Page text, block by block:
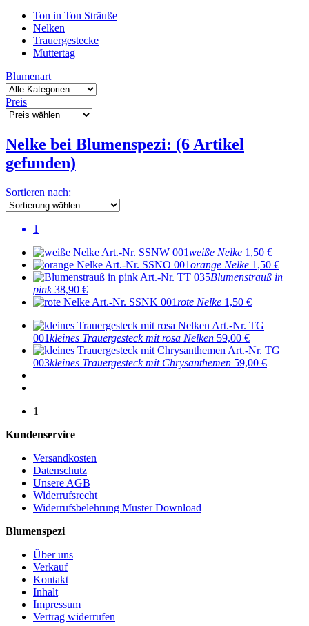
Ton in Ton Sträuße
Nelken
Trauergestecke
Muttertag
Blumenart
Preis
Nelke bei Blumenspezi: (6 Artikel
gefunden)
Sortieren nach:
1
Art.-Nr. SSNW 001weiße Nelke 1,50 €
Art.-Nr. SSNO 001orange Nelke 1,50 €
Art.-Nr. TT 035Blumenstrauß in
pink 38,90 €
Art.-Nr. SSNK 001rote Nelke 1,50 €
Art.-Nr. TG
001kleines Trauergesteck mit rosa Nelken 59,00 €
Art.-Nr. TG
003kleines Trauergesteck mit Chrysanthemen 59,00 €
1
Kundenservice
Versandkosten
Datenschutz
Unsere AGB
Widerrufsrecht
Widerrufsbelehrung Muster Download
Blumenspezi
Über uns
Verkauf
Kontakt
Inhalt
Impressum
Vertrag widerrufen